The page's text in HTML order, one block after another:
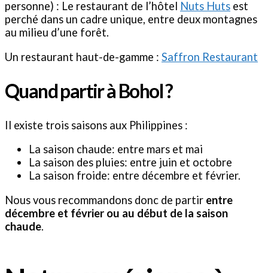
personne) : Le restaurant de l’hôtel Nuts Huts est
perché dans un cadre unique, entre deux montagnes
au milieu d’une forêt.
Un restaurant haut-de-gamme : Saffron Restaurant
Quand partir à Bohol ?
Il existe trois saisons aux Philippines :
La saison chaude: entre mars et mai
La saison des pluies: entre juin et octobre
La saison froide: entre décembre et février.
Nous vous recommandons donc de partir entre
décembre et février ou au début de la saison
chaude.